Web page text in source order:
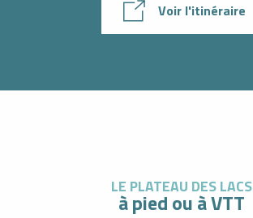
Voir l'itinéraire
LE PLATEAU DES LACS
à pied ou à VTT